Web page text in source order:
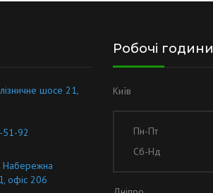
шосе 21,
92
Набережна
офіс 206
Робочі години
Київ
Пн-Пт
Сб-Нд